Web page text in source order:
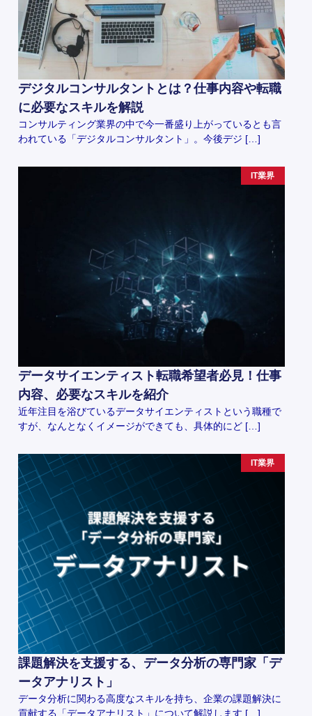
デジタルコンサルタントとは？仕事内容や転職
に必要なスキルを解説
コンサルティング業界の中で今一番盛り上がっているとも言
われている「デジタルコンサルタント」。今後デジ […]
IT業界
データサイエンティスト転職希望者必見！仕事
内容、必要なスキルを紹介
近年注目を浴びているデータサイエンティストという職種で
すが、なんとなくイメージができても、具体的にど […]
IT業界
課題解決を支援する、データ分析の専門家「デ
ータアナリスト」
データ分析に関わる高度なスキルを持ち、企業の課題解決に
貢献する「データアナリスト」について解説します […]